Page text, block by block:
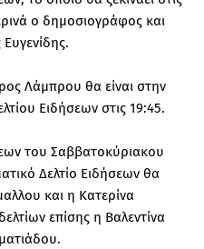
ο δημοσιογράφος και
Λάμπρου θα είναι στην
Ειδήσεων στις 19:45.
του Σαββατοκύριακου
Δελτίο Ειδήσεων θα
και η Κατερίνα
επίσης η Βαλεντίνα